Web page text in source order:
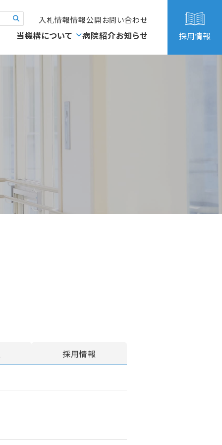
入札情報情報公開お問い合わせ
当機構について 病院紹介お知らせ 採用情報
採用情報